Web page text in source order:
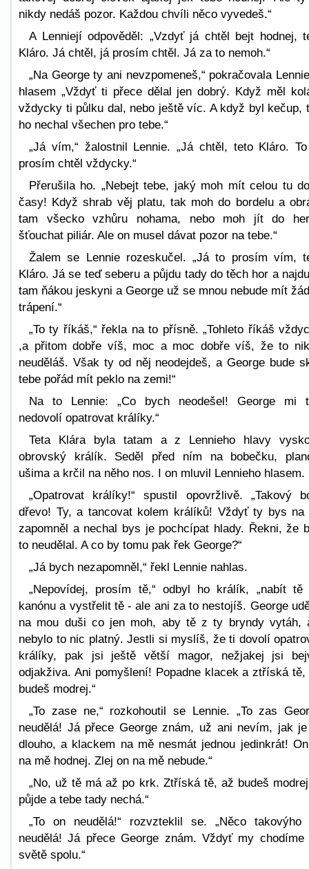
nikdy nedáš pozor. Každou chvíli něco vyvedeš.“
A Lenniejí odpověděl: „Vzdyť já chtěl bejt hodnej,
Kláro. Já chtěl, já prosím chtěl. Já za to nemoh.“
„Na George ty ani nevzpomeneš,“ pokračovala
hlasem „Vždyť ti přece dělal jen dobrý. Když měl
vždycky ti půlku dal, nebo ještě víc. A když byl kečup,
ho nechal všechen pro tebe.“
„Já vím,“ žalostnil Lennie. „Já chtěl, teto Kláro.
prosím chtěl vždycky.“
Přerušila ho. „Nebejt tebe, jaký moh mít celou tu
časy! Když shrab věj platu, tak moh do bordelu a
tam všecko vzhůru nohama, nebo moh jít do
šťouchat piliár. Ale on musel dávat pozor na tebe.“
Žalem se Lennie rozeskučel. „Já to prosím vím,
Kláro. Já se teď seberu a půjdu tady do těch hor a
tam ňákou jeskyni a George už se mnou nebude mít
trápení.“
„To ty říkáš,“ řekla na to přísně. „Tohleto říkáš
,a přitom dobře víš, moc a moc dobře víš, že to
neuděláš. Však ty od něj neodejdeš, a George bude
tebe pořád mít peklo na zemi!“
Na to Lennie: „Co bych neodešel! George mi
nedovolí opatrovat králíky.“
Teta Klára byla tatam a z Lennieho hlavy
obrovský králík. Seděl před ním na bobečku,
ušima a krčil na něho nos. I on mluvil Lennieho hlasem.
„Opatrovat králíky!“ spustil opovržlivě. „Takový
dřevo! Ty, a tancovat kolem králíků! Vždyť ty bys na
zapomněl a nechal bys je pochcípat hlady. Řekni, že
to neudělal. A co by tomu pak řek George?“
„Já bych nezapomněl,“ řekl Lennie nahlas.
„Nepovídej, prosím tě,“ odbyl ho králík, „nabít tě
kanónu a vystřelit tě - ale ani za to nestojíš. George
na mou duši co jen moh, aby tě z ty bryndy vytáh,
nebylo to nic platný. Jestli si myslíš, že ti dovolí
králíky, pak jsi ještě větší magor, nežjakej jsi
odjakživa. Ani pomyšlení! Popadne klacek a ztříská tě,
budeš modrej.“
„To zase ne,“ rozkohoutil se Lennie. „To zas
neudělá! Já přece George znám, už ani nevím, jak
dlouho, a klackem na mě nesmát jednou jedinkrát!
na mě hodnej. Zlej on na mě nebude.“
„No, už tě má až po krk. Ztříská tě, až budeš
půjde a tebe tady nechá.“
„To on neudělá!“ rozvzteklil se. „Něco takovýho
neudělá! Já přece George znám. Vždyť my chodíme
světě spolu.“